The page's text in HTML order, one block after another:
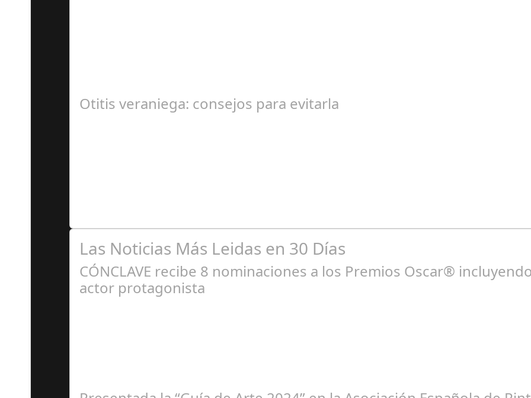
Otitis veraniega: consejos para evitarla
Las Noticias Más Leidas en 30 Días
CÓNCLAVE recibe 8 nominaciones a los Premios Oscar®
actor protagonista